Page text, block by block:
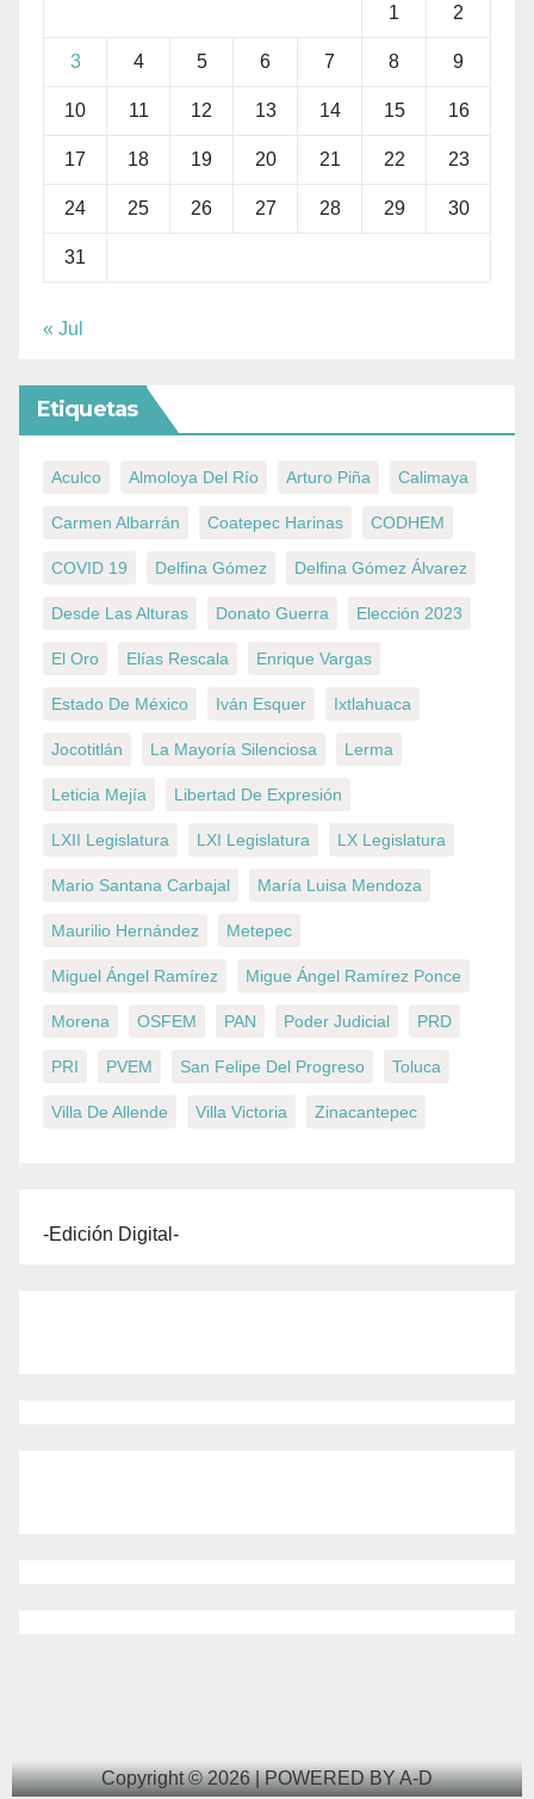
1 2
3 4 5 6 7 8 9
10 11 12 13 14 15 16
17 18 19 20 21 22 23
24 25 26 27 28 29 30
31
« Jul
Etiquetas
Aculco Almoloya Del Río Arturo Piña Calimaya
Carmen Albarrán Coatepec Harinas CODHEM
COVID 19 Delfina Gómez Delfina Gómez Álvarez
Desde Las Alturas Donato Guerra Elección 2023
El Oro Elías Rescala Enrique Vargas
Estado De México Iván Esquer Ixtlahuaca
Jocotitlán La Mayoría Silenciosa Lerma
Leticia Mejía Libertad De Expresión
LXII Legislatura LXI Legislatura LX Legislatura
Mario Santana Carbajal María Luisa Mendoza
Maurilio Hernández Metepec
Miguel Ángel Ramírez Migue Ángel Ramírez Ponce
Morena OSFEM PAN Poder Judicial PRD
PRI PVEM San Felipe Del Progreso Toluca
Villa De Allende Villa Victoria Zinacantepec
-Edición Digital-
Copyright © 2026 | POWERED BY A-D